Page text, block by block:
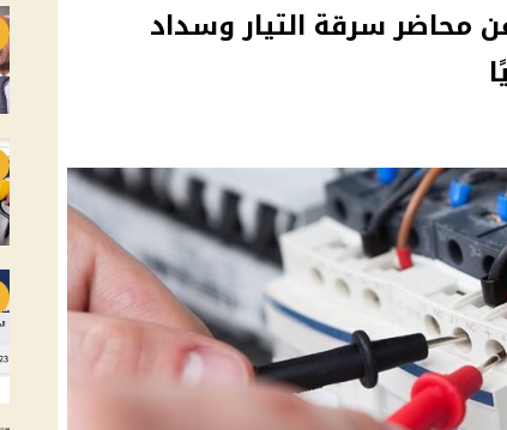
محاضر سرقة التيار وسداد